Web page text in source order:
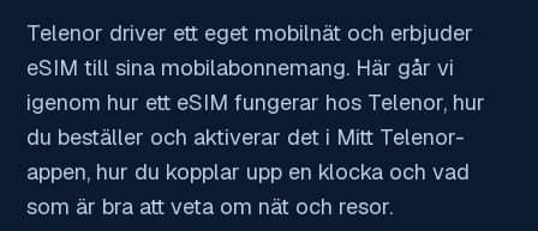
Telenor driver ett eget mobilnät och erbjuder
eSIM till sina mobilabonnemang. Här går vi
igenom hur ett eSIM fungerar hos Telenor, hur
du beställer och aktiverar det i Mitt Telenor-
appen, hur du kopplar upp en klocka och vad
som är bra att veta om nät och resor.